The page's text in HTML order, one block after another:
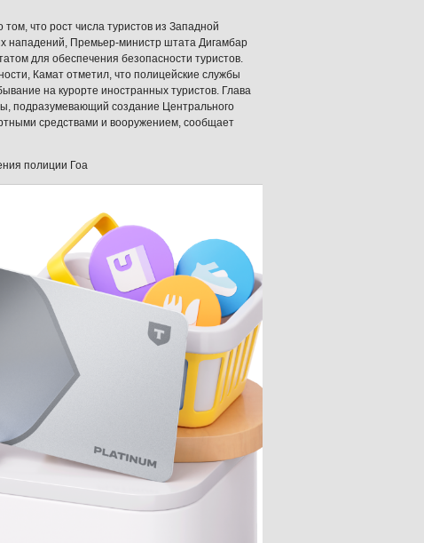
что рост числа туристов из Западной
нападений, Премьер-министр штата Дигамбар
для обеспечения безопасности туристов.
Камат отметил, что полицейские службы
на курорте иностранных туристов. Глава
подразумевающий создание Центрального
средствами и вооружением, сообщает
полиции Гоа